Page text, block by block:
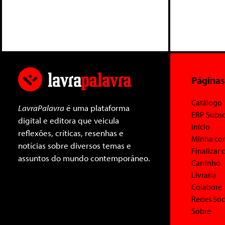
LavraPalavraé uma plataforma
digital e editora que veicula
reflexões, críticas, resenhas e
notícias sobre diversos temas e
assuntos do mundo contemporâneo.
Páginas
Catálogo
ERP
Início
Minha
Finalizar
Carrinho
Livraria
Colabore
Redes
Sobre